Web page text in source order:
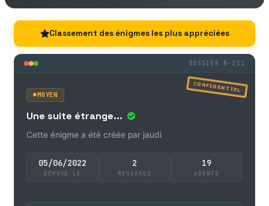
Classement des énigmes les plus appréciées
DOSSIER N-211
CONFIDENTIEL
MOYEN
Une suite étrange...
Cette énigme a été créée par jaudi
05/06/2022
DÉPOSÉ LE
2
MESSAGES
19
AGENTS